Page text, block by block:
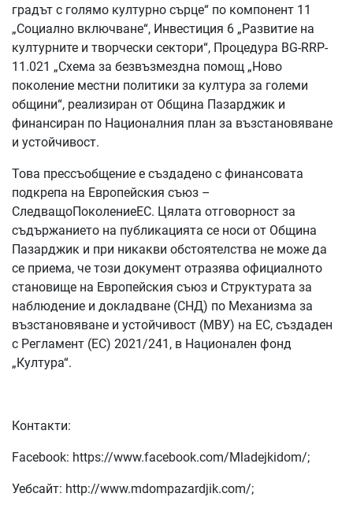
градът с голямо културно сърце“ по компонент 11
„Социално включване“, Инвестиция 6 „Развитие на
културните и творчески сектори“, Процедура BG-RRP-
11.021 „Схема за безвъзмездна помощ „Ново
поколение местни политики за култура за големи
общини“, реализиран от Община Пазарджик и
финансиран по Националния план за възстановяване
и устойчивост.
Това прессъобщение е създадено с финансовата
подкрепа на Европейския съюз –
СледващоПоколениеЕС. Цялата отговорност за
съдържанието на публикацията се носи от Община
Пазарджик и при никакви обстоятелства не може да
се приема, че този документ отразява официалното
становище на Европейския съюз и Структурата за
наблюдение и докладване (СНД) по Механизма за
възстановяване и устойчивост (МВУ) на ЕС, създаден
с Регламент (ЕС) 2021/241, в Национален фонд
„Култура“.
Контакти:
Facebook: https://www.facebook.com/Mladejkidom/;
Уебсайт: http://www.mdompazardjik.com/;